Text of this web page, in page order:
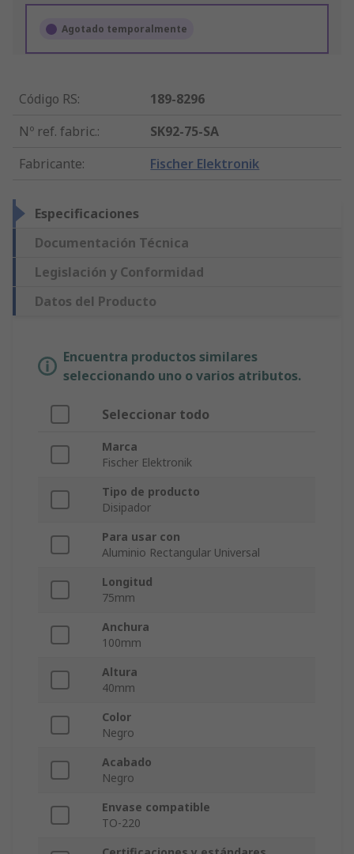
Agotado temporalmente
Código RS:
189-8296
Nº ref. fabric.:
SK92-75-SA
Fabricante: Fischer Elektronik
Especificaciones
Documentación Técnica
Legislación y Conformidad
Datos del Producto
Encuentra productos similares
seleccionando uno o varios atributos.
Seleccionar todo
Marca
Fischer Elektronik
Tipo de producto
Disipador
Para usar con
Aluminio Rectangular Universal
Longitud
75mm
Anchura
100mm
Altura
40mm
Color
Negro
Acabado
Negro
Envase compatible
TO-220